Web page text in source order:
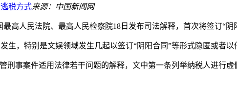
税方式来源：中国新闻网
高人民法院、最高人民检察院18日发布司法解释，首次将签订“阴
，特别是文娱领域发生几起以签订“阴阳合同”等形式隐匿或者以
事案件适用法律若干问题的解释，文中第一条列举纳税人进行虚